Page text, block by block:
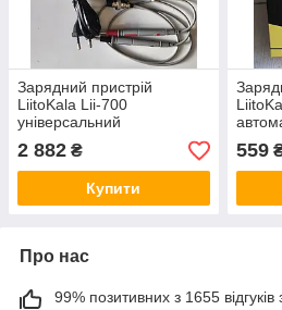
Зарядний пристрій
LiitoKala Lii-700
універсальний
автоматичний
2 882 ₴
Купити
559
Про нас
99% позитивних з 1655 відгуків